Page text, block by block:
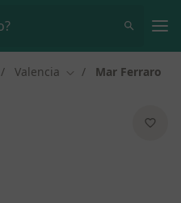
Valencia Cambiar de ciudad
Mar Ferraro